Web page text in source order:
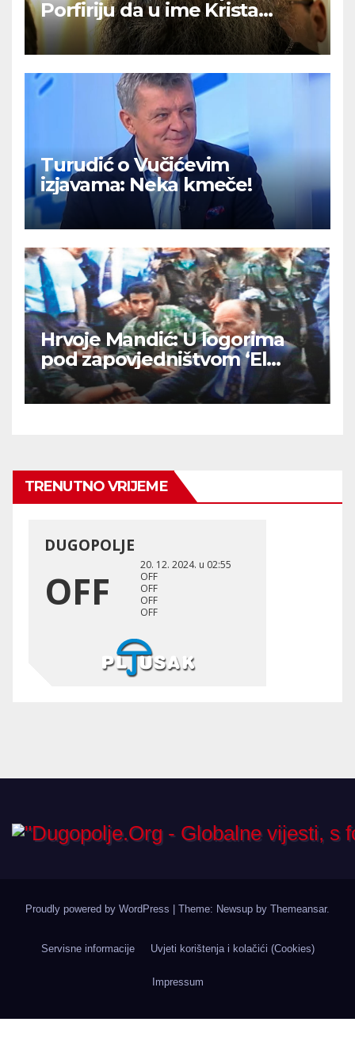
Porfiriju da u ime Krista
izvuče svoj narod iz ‘ralja laži i
mitova’
Turudić o Vučićevim
izjavama: Neka kmeče!
Hrvoje Mandić: U logorima
pod zapovjedništvom ‘El
Mudžahid’ u BiH su Hrvatima
ritualno odsijecali glave
TRENUTNO VRIJEME
Proudly powered by WordPress | Theme: Newsup by Themeansar.
Servisne informacije Uvjeti korištenja i kolačići (Cookies)
Impressum